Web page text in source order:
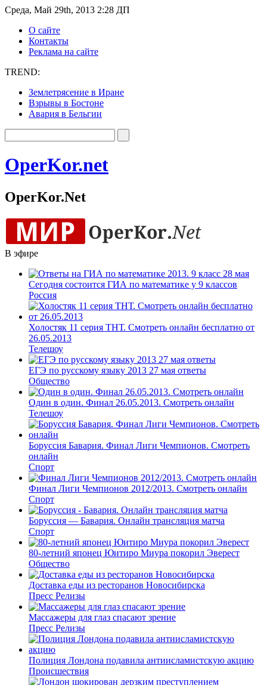
Среда, Май 29th, 2013 2:28 ДП
О сайте
Контакты
Реклама на сайте
TREND:
Землетрясение в Иране
Взрывы в Бостоне
Авария в Бельгии
OperKor.net
OperKor.Net
В эфире
Сегодня состоится ГИА по математике у 9 классов
Россия
Холостяк 11 серия ТНТ. Смотреть онлайн бесплатно от
26.05.2013
Телешоу
ЕГЭ по русскому языку 2013 27 мая ответы
Общество
Один в один. Финал 26.05.2013. Смотреть онлайн
Телешоу
Боруссия Бавария. Финал Лиги Чемпионов. Смотреть
онлайн
Спорт
Финал Лиги Чемпионов 2012/2013. Смотреть онлайн
Спорт
Боруссия — Бавария. Онлайн трансляция матча
Спорт
80-летний японец Юитиро Миура покорил Эверест
Общество
Доставка еды из ресторанов Новосибирска
Пресс Релизы
Массажеры для глаз спасают зрение
Пресс Релизы
Полиция Лондона подавила антиисламистскую акцию
Происшествия